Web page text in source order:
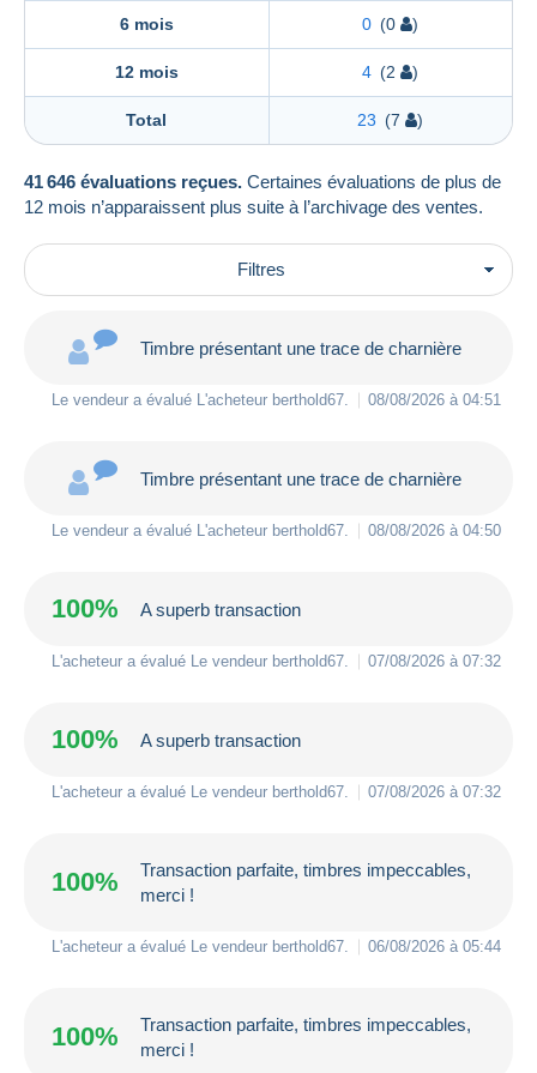
6 mois 0 (0 )
12 mois 4 (2 )
Total 23 (7 )
41 646 évaluations reçues. Certaines évaluations de plus de
12 mois n’apparaissent plus suite à l’archivage des ventes.
Filtres
Timbre présentant une trace de charnière
Le vendeur a évalué L'acheteur berthold67. 08/08/2026 à 04:51
Timbre présentant une trace de charnière
Le vendeur a évalué L'acheteur berthold67. 08/08/2026 à 04:50
100% A superb transaction
L'acheteur a évalué Le vendeur berthold67. 07/08/2026 à 07:32
100% A superb transaction
L'acheteur a évalué Le vendeur berthold67. 07/08/2026 à 07:32
100%
Transaction parfaite, timbres impeccables,
merci !
L'acheteur a évalué Le vendeur berthold67. 06/08/2026 à 05:44
100%
Transaction parfaite, timbres impeccables,
merci !